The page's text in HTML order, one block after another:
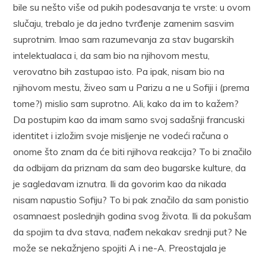
bile su nešto više od pukih podesavanja te vrste: u ovom
slučaju, trebalo je da jedno tvrđenje zamenim sasvim
suprotnim. Imao sam razumevanja za stav bugarskih
intelektualaca i, da sam bio na njihovom mestu,
verovatno bih zastupao isto. Pa ipak, nisam bio na
njihovom mestu, živeo sam u Parizu a ne u Sofiji i (prema
tome?) mislio sam suprotno. Ali, kako da im to kažem?
Da postupim kao da imam samo svoj sadašnji francuski
identitet i izložim svoje misljenje ne vodeći računa o
onome što znam da će biti njihova reakcija? To bi značilo
da odbijam da priznam da sam deo bugarske kulture, da
je sagledavam iznutra. Ili da govorim kao da nikada
nisam napustio Sofiju? To bi pak značilo da sam ponistio
osamnaest poslednjih godina svog života. Ili da pokušam
da spojim ta dva stava, nađem nekakav srednji put? Ne
može se nekažnjeno spojiti A i ne-A. Preostajala je